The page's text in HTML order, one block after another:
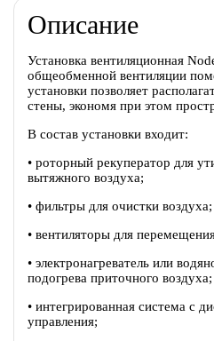
Описание
Установка вентиляционная
общеобменной вентиляции
установки позволяет
стены, экономя при этом
В состав установки входит:
• роторный рекуператор для
вытяжного воздуха;
• фильтры для очистки воздуха;
• вентиляторы для
• электронагреватель или
подогрева приточного воздуха;
• интегрированная система с
управления;